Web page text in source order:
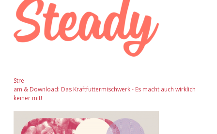
Stre
am & Download: Das Kraftfuttermischwerk - Es macht auch wirklich
keiner mit!